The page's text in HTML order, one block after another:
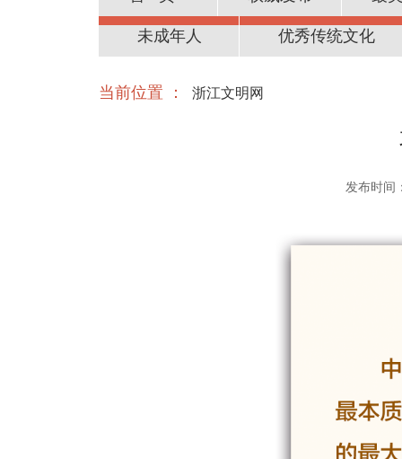
公民道德
未成年人 优秀传统文化
当前位置 ： 浙江文明网
发布时间